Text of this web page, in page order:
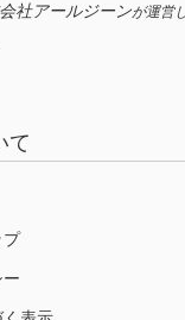
社アールジーンが運営
て
プ